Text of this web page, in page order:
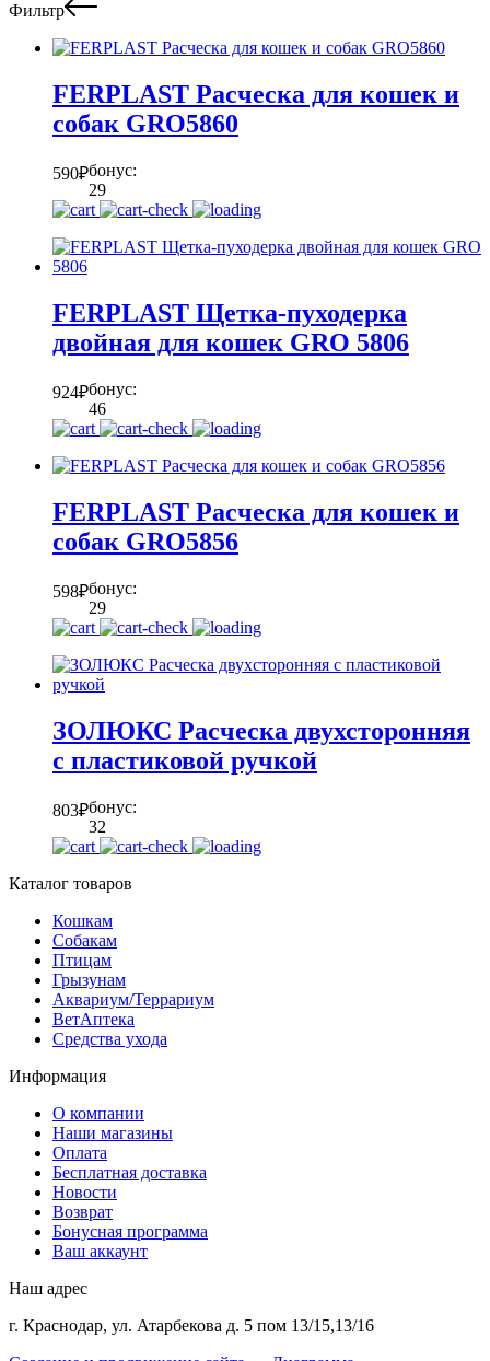
Фильтр
FERPLAST Расческа для кошек и
собак GRO5860
590₽бонус:
29
FERPLAST Щетка-пуходерка
двойная для кошек GRO 5806
924₽бонус:
46
FERPLAST Расческа для кошек и
собак GRO5856
598₽бонус:
29
ЗОЛЮКС Расческа двухсторонняя
с пластиковой ручкой
803₽бонус:
32
Каталог товаров
Кошкам
Собакам
Птицам
Грызунам
Аквариум/Террариум
ВетАптека
Средства ухода
Информация
О компании
Наши магазины
Оплата
Бесплатная доставка
Новости
Возврат
Бонусная программа
Ваш аккаунт
Наш адрес
г. Краснодар, ул. Атарбекова д. 5 пом 13/15,13/16